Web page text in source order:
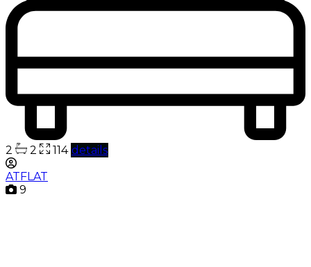
2 2 114 details
ATFLAT
9